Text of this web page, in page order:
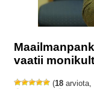
vaatii
(18 arviota,